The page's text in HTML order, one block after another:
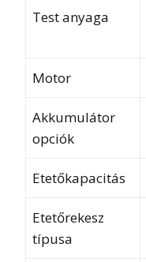
Test anyaga
Motor
Akkumulátor
opciók
Etetőkapacitás
Etetőrekesz
típusa